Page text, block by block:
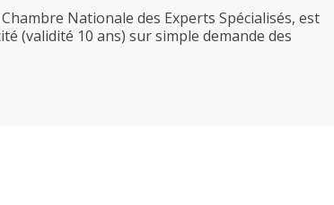
Nationale des Experts Spécialisés, est
(validité 10 ans) sur simple demande des